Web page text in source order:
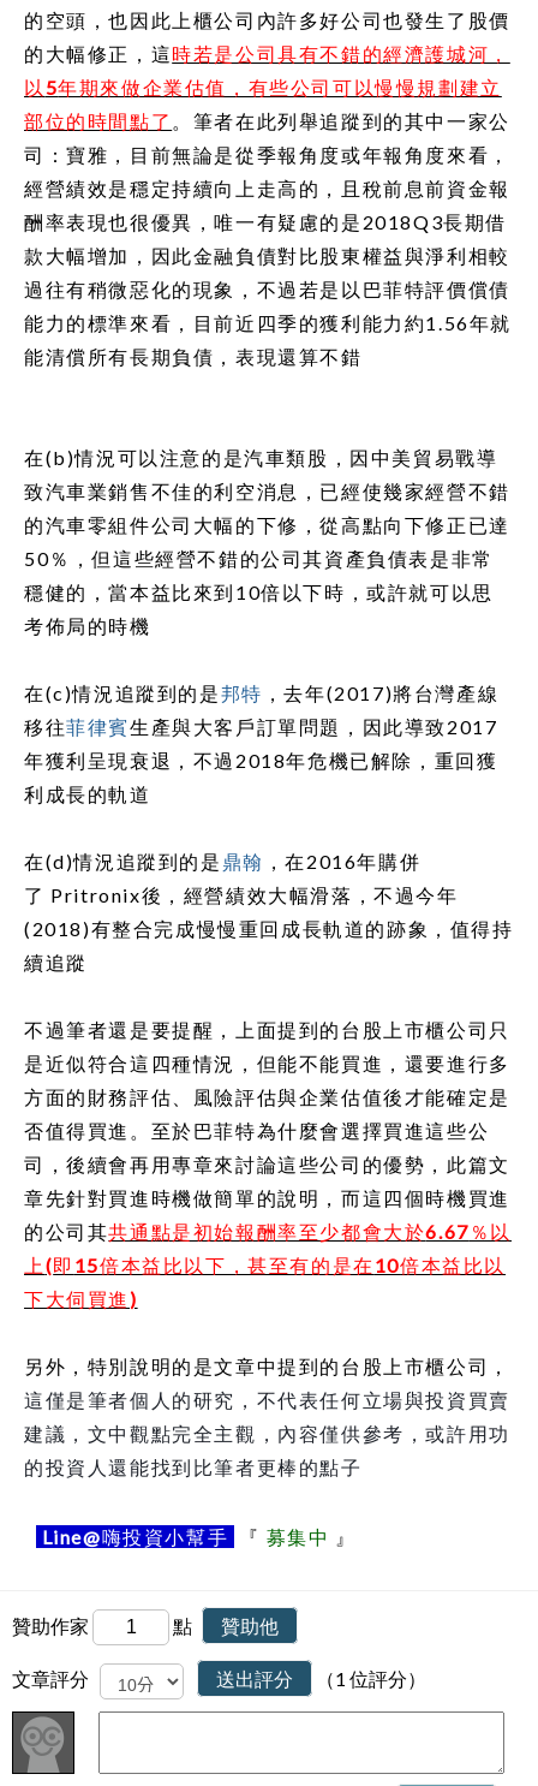
的空頭，也因此上櫃公司內許多好公司也發生了股價
的大幅修正，這時若是公司具有不錯的經濟護城河，
以 5年期來做企業估值，有些公司可以慢慢規劃建立
部位的時間點了 。筆者在此列舉追蹤到的其中一家公
司：寶雅，目前無論是從季報角度或年報角度來看，
經營績效是穩定持續向上走高的，且稅前息前資金報
酬率表現也很優異，唯一有疑慮的是 2018Q3長期借
款大幅增加，因此金融負債對比股東權益與淨利相較
過往有稍微惡化的現象，不過若是以巴菲特評價償債
能力的標準來看，目前近四季的獲利能力約1.56年就
能清償所有長期負債，表現還算不錯
在(b)情況可以注意的是汽車類股，因中美貿易戰導
致汽車業銷售不佳的利空消息，已經使幾家經營不錯
的汽車零組件公司大幅的下修，從高點向下修正已達
50％，但這些經營不錯的公司其資產負債表是非常
穩健的，當本益比來到 10倍以下時，或許就可以思
考佈局的時機
在(c)情況追蹤到的是邦特 ，去年(2017)將台灣產線
移往菲律賓生產與大客戶訂單問題，因此導致2017
年獲利呈現衰退，不過 2018年危機已解除，重回獲
利成長的軌道
在(d)情況追蹤到的是 鼎翰 ，在 2016年購併
了 Pritronix後，經營績效大幅滑落，不過今年
(2018)有整合完成慢慢重回成長軌道的跡象，值得持
續追蹤
不過筆者還是要提醒，上面提到的台股上市櫃公司只
是近似符合這四種情況， 但能不能買進，還要進行多
方面的財務評估、風險評估與企業估值後才能確定是
否值得買進 。至於巴菲特為什麼會選擇買進這些公
司，後續會再用專章來討論這些公司的優勢，此篇文
章先針對買進時機做簡單的說明，而這四個時機買進
的公司其共通點是初始報酬率至少都會大於6.67 ％以
上 (即 15倍本益比以下，甚至有的是在 10倍本益比以
下大伺買進 )
另外，特別說明的是文章中提到的台股上市櫃公司，
這僅是筆者個人的研究，不代表任何立場與投資買賣
建議，文中觀點完全主觀，內容僅供參考 ，或許用功
的投資人還能找到比筆者更棒的點子
Line@嗨投資小幫手 『 募集中 』
贊助作家 點 贊助他
文章評分 送出評分 （1 位評分）